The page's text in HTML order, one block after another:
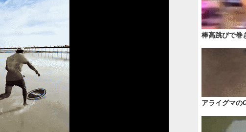
棒高跳びで巻
アライグマの